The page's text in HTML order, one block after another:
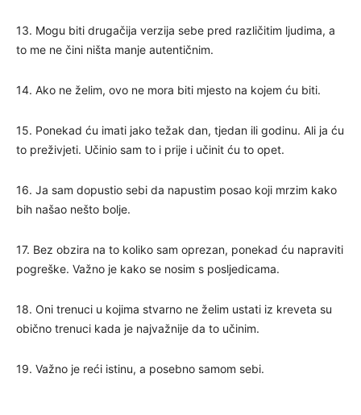
13. Mogu biti drugačija verzija sebe pred različitim ljudima, a
to me ne čini ništa manje autentičnim.
14. Ako ne želim, ovo ne mora biti mjesto na kojem ću biti.
15. Ponekad ću imati jako težak dan, tjedan ili godinu. Ali ja ću
to preživjeti. Učinio sam to i prije i učinit ću to opet.
16. Ja sam dopustio sebi da napustim posao koji mrzim kako
bih našao nešto bolje.
17. Bez obzira na to koliko sam oprezan, ponekad ću napraviti
pogreške. Važno je kako se nosim s posljedicama.
18. Oni trenuci u kojima stvarno ne želim ustati iz kreveta su
obično trenuci kada je najvažnije da to učinim.
19. Važno je reći istinu, a posebno samom sebi.